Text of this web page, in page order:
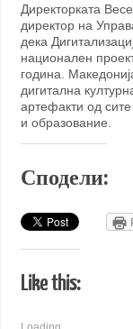
Директорката
директор на
дека
национален
година.
дигитална
артефакти од
и образование.
Сподели:
Like this: